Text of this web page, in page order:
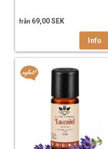
från 69,00 SEK